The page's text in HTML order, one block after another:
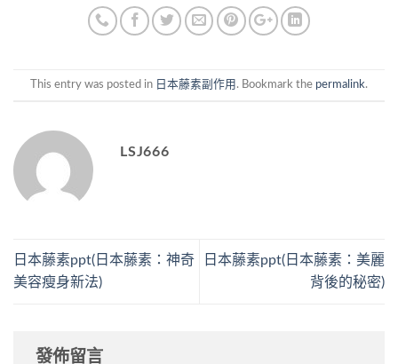
This entry was posted in 日本藤素副作用 . Bookmark the permalink.
LSJ666
日本藤素ppt(日本藤素：神奇
美容瘦身新法)
日本藤素ppt(日本藤素：美麗
背後的秘密)
發佈留言